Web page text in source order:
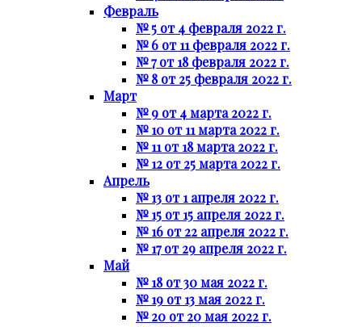
Февраль
№ 5 от 4 февраля 2022 г.
№ 6 от 11 февраля 2022 г.
№ 7 от 18 февраля 2022 г.
№ 8 от 25 февраля 2022 г.
Март
№ 9 от 4 марта 2022 г.
№ 10 от 11 марта 2022 г.
№ 11 от 18 марта 2022 г.
№ 12 от 25 марта 2022 г.
Апрель
№ 13 от 1 апреля 2022 г.
№ 15 от 15 апреля 2022 г.
№ 16 от 22 апреля 2022 г.
№ 17 от 29 апреля 2022 г.
Май
№ 18 от 30 мая 2022 г.
№ 19 от 13 мая 2022 г.
№ 20 от 20 мая 2022 г.